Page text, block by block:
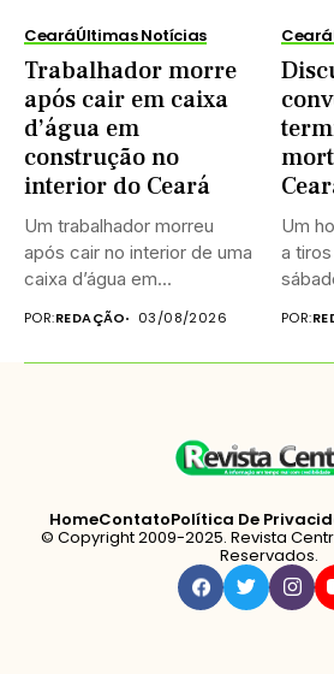
CearáÚltimas Notícias
Trabalhador morre
após cair em caixa
d’água em
construção no
interior do Ceará
Um trabalhador morreu
após cair no interior de uma
caixa d’água em...
POR:REDAÇÃO 03/08/2026
Ceará
Um
a
POR:
HomeContatoPolítica De
© Copyright 2009-2025. Revista
Reservados.